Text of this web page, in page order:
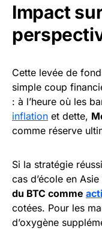
Impact
Cette levée de
simple coup
: à l’heure où les
inflation et dette,
comme réserve
Si la stratégie
cas d’école en
du BTC comme
cotées. Pour les
d’oxygène